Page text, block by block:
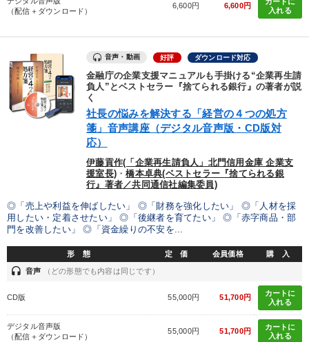
（配信＋ダウンロード）
6,600円 6,600円
入れる
音声・動画 好評 ダウンロード対応
金融庁の企業支援マニュアルも手掛ける“企業再生請
負人”とベストセラー『捨てられる銀行』の著者が説
く
社長の悩みを解決する「経営の４つの処方
箋」音声講座（デジタル音声版・CD版対
応）
伊藤貢作(「企業再生請負人」北門信用金庫 企業支
援室長) ・橋本卓典(ベストセラー『捨てられる銀
行』著者／共同通信社編集委員)
◎「売上や利益を伸ばしたい」 ◎「財務を強化したい」 ◎「人材を採
用したい・定着させたい」 ◎「後継者を育てたい」 ◎「赤字商品・部
門を改善したい」 ◎「資金繰りの不安を...
形 態 定 価 会員価格 購 入
headset 音声 （どの形態でも内容は同じです）
CD版 55,000円 51,700円
カートに
入れる
デジタル音声版
（配信＋ダウンロード）
55,000円 51,700円
カートに
入れる